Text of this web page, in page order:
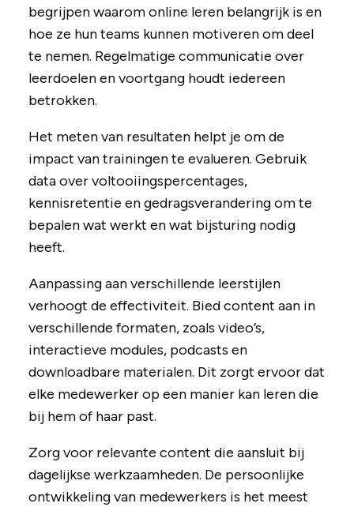
begrijpen waarom online leren belangrijk is en
hoe ze hun teams kunnen motiveren om deel
te nemen. Regelmatige communicatie over
leerdoelen en voortgang houdt iedereen
betrokken.
Het meten van resultaten helpt je om de
impact van trainingen te evalueren. Gebruik
data over voltooiingspercentages,
kennisretentie en gedragsverandering om te
bepalen wat werkt en wat bijsturing nodig
heeft.
Aanpassing aan verschillende leerstijlen
verhoogt de effectiviteit. Bied content aan in
verschillende formaten, zoals video’s,
interactieve modules, podcasts en
downloadbare materialen. Dit zorgt ervoor dat
elke medewerker op een manier kan leren die
bij hem of haar past.
Zorg voor relevante content die aansluit bij
dagelijkse werkzaamheden. De persoonlijke
ontwikkeling van medewerkers is het meest